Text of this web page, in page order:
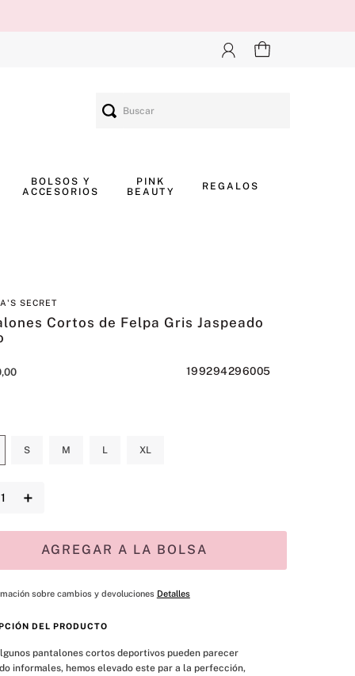
BOLSOS Y
ACCESORIOS
PINK
BEAUTY
REGALOS
SECRET
Cortos de Felpa Gris Jaspeado
,00 199294296005
S M L XL
＋
AGREGAR A LA BOLSA
sobre cambios y devoluciones Detalles
DEL PRODUCTO
pantalones cortos deportivos pueden parecer
informales, hemos elevado este par a la perfección,